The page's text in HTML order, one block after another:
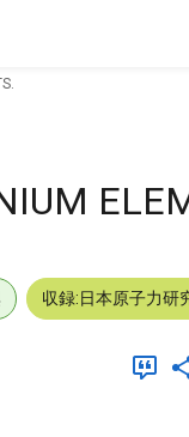
収録:日本原子力研